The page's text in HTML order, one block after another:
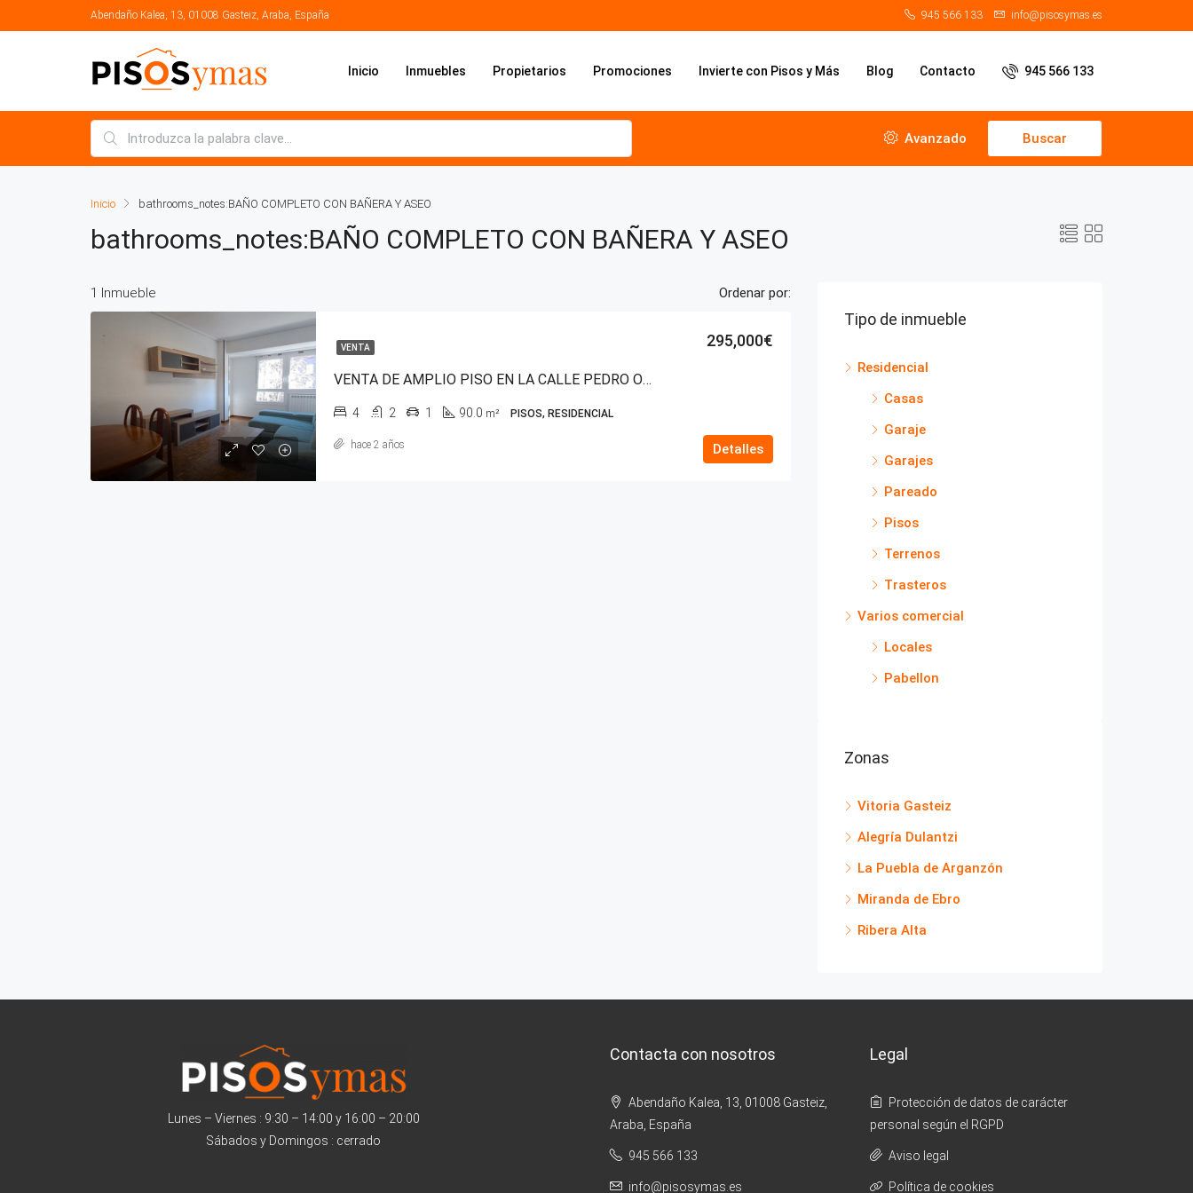
Abendaño Kalea, 13, 01008 Gasteiz, Araba, España 945 566 133 info@pisosymas.es
Inicio Inmuebles Propietarios Promociones Invierte con Pisos y Más Blog Contacto 945 566 133
Avanzado Buscar
Inicio bathrooms_notes:BAÑO COMPLETO CON BAÑERA Y ASEO
bathrooms_notes:BAÑO COMPLETO CON BAÑERA Y ASEO
1 Inmueble Ordenar por:
VENTA
VENTA DE AMPLIO PISO EN LA CALLE PEDRO ORBEA, A SOLO UNOS MINUTOS DEL CENTRO
295,000€
4 2 1 90.0 m² PISOS, RESIDENCIAL
Detalles
hace 2 años
Tipo de inmueble
Residencial
Casas
Garaje
Garajes
Pareado
Pisos
Terrenos
Trasteros
Varios comercial
Locales
Pabellon
Zonas
Vitoria Gasteiz
Alegría Dulantzi
La Puebla de Arganzón
Miranda de Ebro
Ribera Alta
Lunes – Viernes : 9:30 – 14:00 y 16:00 – 20:00
Sábados y Domingos : cerrado
Contacta con nosotros
Abendaño Kalea, 13, 01008 Gasteiz,
Araba, España
945 566 133
info@pisosymas.es
Legal
Protección de datos de carácter
personal según el RGPD
Aviso legal
Política de cookies